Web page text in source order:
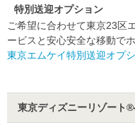
特別送迎オプション
ご希望に合わせて東京23区
ービスと安心安全な移動で
東京エムケイ特別送迎オプ
東京ディズニーリゾート